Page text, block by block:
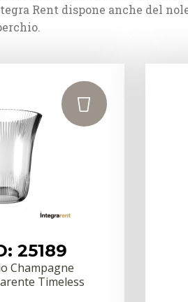
Rent dispone anche del
25189
Champagne
Timeless